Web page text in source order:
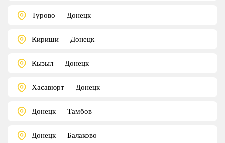
Турово — Донецк
Кириши — Донецк
Кызыл — Донецк
Хасавюрт — Донецк
Донецк — Тамбов
Донецк — Балаково